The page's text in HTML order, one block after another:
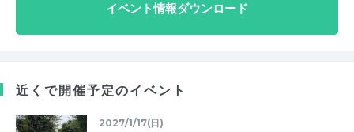
イベント情報ダウンロード
近くで開催予定のイベント
2027/1/17(日)